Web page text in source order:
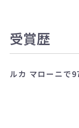
受賞歴
ルカ マローニで